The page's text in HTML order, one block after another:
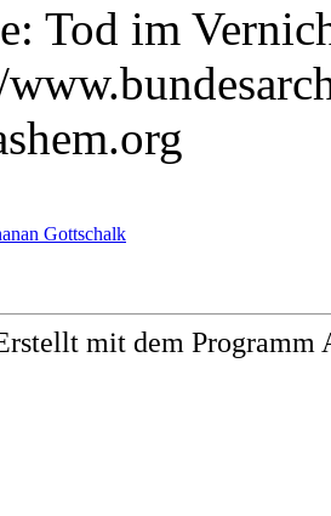
Tod im
Gottschalk
mit dem